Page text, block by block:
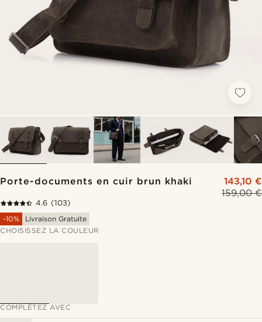
Porte-documents en cuir brun khaki
159,00 €
143,10 €
4.6 (103)
-10%
Livraison Gratuite
CHOISISSEZ LA COULEUR
COMPLÉTEZ AVEC